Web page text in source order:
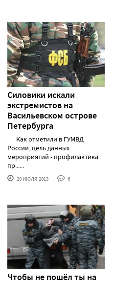
Силовики искали
экстремистов на
Васильевском острове
Петербурга
Как отметили в ГУМВД
России, цель данных
мероприятий - профилактика
пр......
20 ИЮЛЯ'2013 6
Чтобы не пошёл ты на